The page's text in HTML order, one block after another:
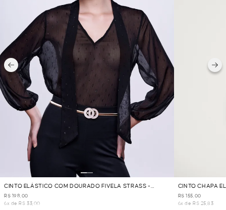
CINTO ELÁSTICO COM DOURADO FIVELA STRASS -
DOURADO
R$ 198,00
6x de R$ 33,00
CINTO CHAPA
R$ 155,00
6x de R$ 25,83